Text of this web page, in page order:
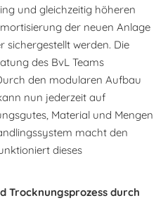
und gleichzeitig höheren
der neuen Anlage
sichergestellt werden. Die
des BvL Teams
den modularen Aufbau
nun jederzeit auf
Material und Mengen
macht den
dieses
Trocknungsprozess durch